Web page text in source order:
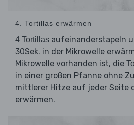
4. Tortillas erwärmen
4 Tortillas aufeinanderstapeln
30Sek. in der Mikrowelle
Mikrowelle vorhanden ist, die
in einer großen Pfanne ohne
mittlerer Hitze auf jeder Seite
erwärmen.